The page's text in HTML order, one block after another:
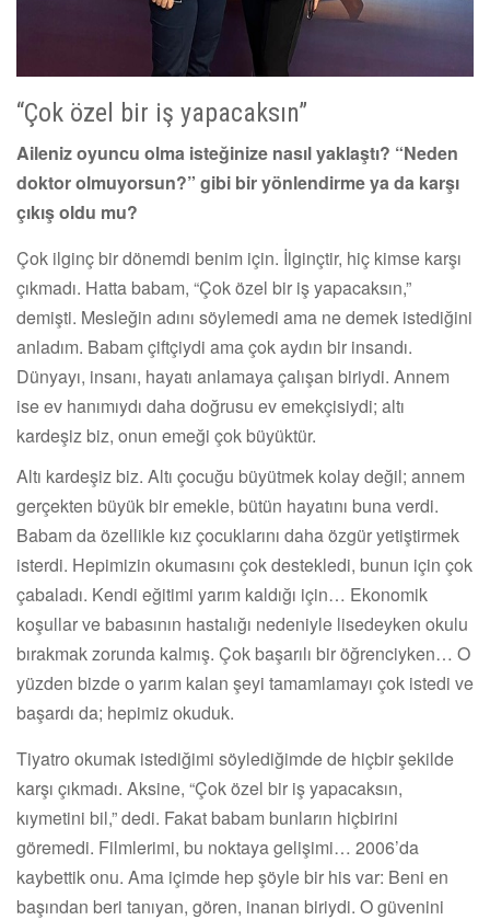
“Çok özel bir iş yapacaksın”
Aileniz oyuncu olma isteğinize nasıl yaklaştı? “Neden
doktor olmuyorsun?” gibi bir yönlendirme ya da karşı
çıkış oldu mu?
Çok ilginç bir dönemdi benim için. İlginçtir, hiç kimse karşı
çıkmadı. Hatta babam, “Çok özel bir iş yapacaksın,”
demişti. Mesleğin adını söylemedi ama ne demek istediğini
anladım. Babam çiftçiydi ama çok aydın bir insandı.
Dünyayı, insanı, hayatı anlamaya çalışan biriydi. Annem
ise ev hanımıydı daha doğrusu ev emekçisiydi; altı
kardeşiz biz, onun emeği çok büyüktür.
Altı kardeşiz biz. Altı çocuğu büyütmek kolay değil; annem
gerçekten büyük bir emekle, bütün hayatını buna verdi.
Babam da özellikle kız çocuklarını daha özgür yetiştirmek
isterdi. Hepimizin okumasını çok destekledi, bunun için çok
çabaladı. Kendi eğitimi yarım kaldığı için… Ekonomik
koşullar ve babasının hastalığı nedeniyle lisedeyken okulu
bırakmak zorunda kalmış. Çok başarılı bir öğrenciyken… O
yüzden bizde o yarım kalan şeyi tamamlamayı çok istedi ve
başardı da; hepimiz okuduk.
Tiyatro okumak istediğimi söylediğimde de hiçbir şekilde
karşı çıkmadı. Aksine, “Çok özel bir iş yapacaksın,
kıymetini bil,” dedi. Fakat babam bunların hiçbirini
göremedi. Filmlerimi, bu noktaya gelişimi… 2006’da
kaybettik onu. Ama içimde hep şöyle bir his var: Beni en
başından beri tanıyan, gören, inanan biriydi. O güvenini